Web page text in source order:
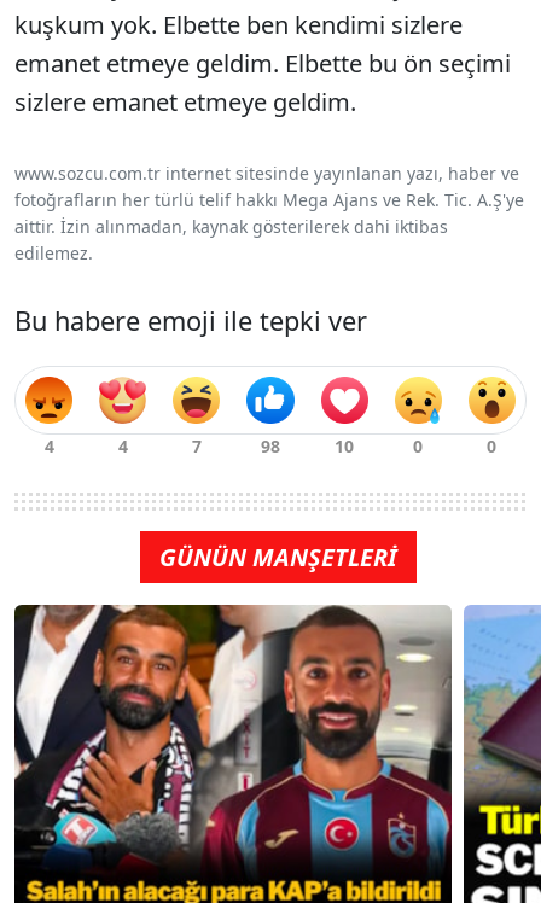
kuşkum yok. Elbette ben kendimi sizlere
emanet etmeye geldim. Elbette bu ön seçimi
sizlere emanet etmeye geldim.
www.sozcu.com.tr internet sitesinde yayınlanan yazı, haber ve
fotoğrafların her türlü telif hakkı Mega Ajans ve Rek. Tic. A.Ş'ye
aittir. İzin alınmadan, kaynak gösterilerek dahi iktibas
edilemez.
Bu habere emoji ile tepki ver
GÜNÜN MANŞETLERİ